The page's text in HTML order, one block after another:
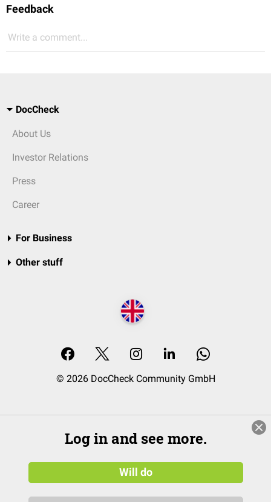
Feedback
Write a comment...
DocCheck
About Us
Investor Relations
Press
Career
For Business
Other stuff
© 2026 DocCheck Community GmbH
Log in and see more.
Will do